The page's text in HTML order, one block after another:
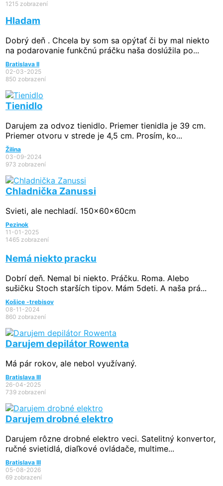
1215 zobrazení
Hladam
Dobrý deň . Chcela by som sa opýtať či by mal niekto
na podarovanie funkčnú práčku naša doslúžila po...
Bratislava II
02-03-2025
850 zobrazení
Tienidlo
Darujem za odvoz tienidlo. Priemer tienidla je 39 cm.
Priemer otvoru v strede je 4,5 cm. Prosím, ko...
Žilina
03-09-2024
973 zobrazení
Chladnička Zanussi
Svieti, ale nechladí. 150x60x60cm
Pezinok
11-01-2025
1465 zobrazení
Nemá niekto pracku
Dobrí deň. Nemal bi niekto. Práčku. Roma. Alebo
sušičku Stoch starších tipov. Mám 5deti. A naša prá...
Košice -trebisov
08-11-2024
860 zobrazení
Darujem depilátor Rowenta
Má pár rokov, ale nebol využívaný.
Bratislava III
26-04-2025
739 zobrazení
Darujem drobné elektro
Darujem rôzne drobné elektro veci. Satelitný konvertor,
ručné svietidlá, diaľkové ovládače, multime...
Bratislava III
05-08-2026
69 zobrazení